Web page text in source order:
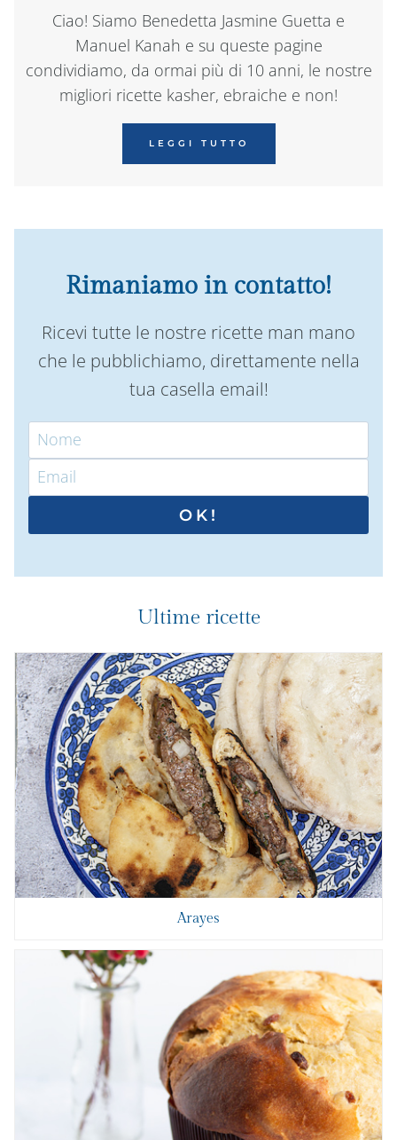
Ciao! Siamo Benedetta Jasmine Guetta e
Manuel Kanah e su queste pagine
condividiamo, da ormai più di 10 anni, le nostre
migliori ricette kasher, ebraiche e non!
LEGGI TUTTO
Rimaniamo in contatto!
Ricevi tutte le nostre ricette man mano
che le pubblichiamo, direttamente nella
tua casella email!
OK!
Ultime ricette
Arayes